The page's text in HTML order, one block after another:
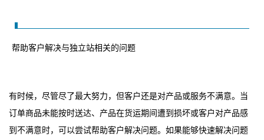
帮助客户解决与独立站相关的问题
有时候，尽管尽了最大努力，但客户还是对产品或服务不满意。当
订单商品未能按时送达、产品在货运期间遭到损坏或客户对产品感
到不满意时，可以尝试帮助客户解决问题。如果能够快速解决问题